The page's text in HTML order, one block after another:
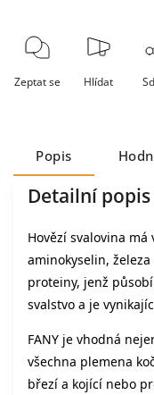
Zeptat se Hlídat
Popis
Detailní
Hovězí svalovina
aminokyselin,
proteiny, jenž
svalstvo a je
FANY je vhodná
všechna plemena
březí a kojící nebo